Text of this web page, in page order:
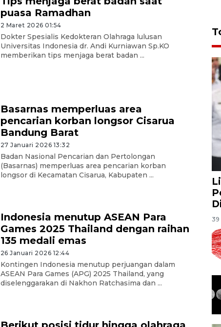
puasa Ramadhan
2 Maret 2026 01:54
Dokter Spesialis Kedokteran Olahraga lulusan
Universitas Indonesia dr. Andi Kurniawan Sp.KO
memberikan tips menjaga berat badan ...
Basarnas memperluas area
pencarian korban longsor Cisarua
Bandung Barat
27 Januari 2026 13:32
Badan Nasional Pencarian dan Pertolongan
(Basarnas) memperluas area pencarian korban
longsor di Kecamatan Cisarua, Kabupaten ...
Indonesia menutup ASEAN Para
Games 2025 Thailand dengan raihan
135 medali emas
26 Januari 2026 12:44
Kontingen Indonesia menutup perjuangan dalam
ASEAN Para Games (APG) 2025 Thailand, yang
diselenggarakan di Nakhon Ratchasima dan ...
39